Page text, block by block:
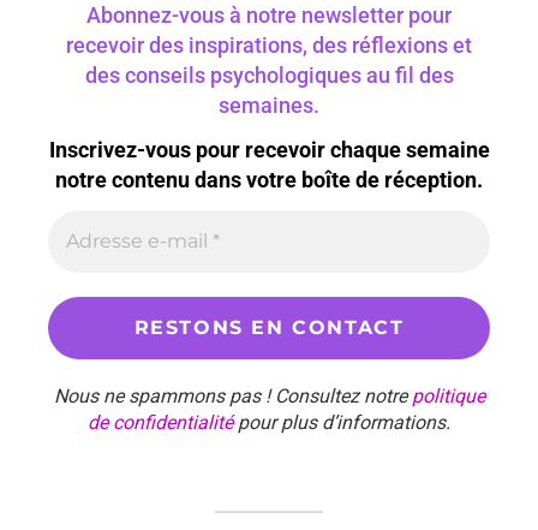
Abonnez-vous à notre newsletter pour
recevoir des inspirations, des réflexions et
des conseils psychologiques au fil des
semaines.
Inscrivez-vous pour recevoir chaque semaine
notre contenu dans votre boîte de réception.
Nous ne spammons pas ! Consultez notrepolitique
de confidentialitépour plus d’informations.